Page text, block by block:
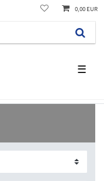
☰
0,00 EUR